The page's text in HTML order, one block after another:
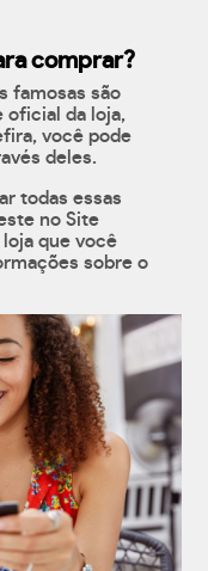
comprar?
famosas são
oficial da loja,
você pode
deles.
todas essas
no Site
loja que você
sobre o